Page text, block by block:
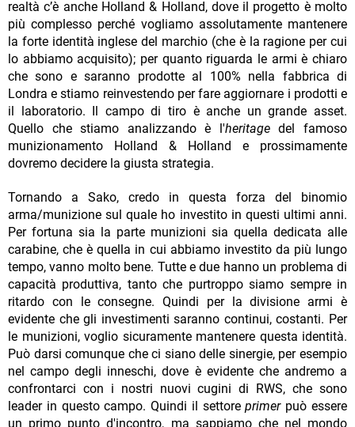
realtà c’è anche Holland & Holland, dove il progetto è molto
più complesso perché vogliamo assolutamente mantenere
la forte identità inglese del marchio (che è la ragione per cui
lo abbiamo acquisito); per quanto riguarda le armi è chiaro
che sono e saranno prodotte al 100% nella fabbrica di
Londra e stiamo reinvestendo per fare aggiornare i prodotti e
il laboratorio. Il campo di tiro è anche un grande asset.
Quello che stiamo analizzando è l'heritagedel famoso
munizionamento Holland & Holland e prossimamente
dovremo decidere la giusta strategia.
Tornando a Sako, credo in questa forza del binomio
arma/munizione sul quale ho investito in questi ultimi anni.
Per fortuna sia la parte munizioni sia quella dedicata alle
carabine, che è quella in cui abbiamo investito da più lungo
tempo, vanno molto bene. Tutte e due hanno un problema di
capacità produttiva, tanto che purtroppo siamo sempre in
ritardo con le consegne. Quindi per la divisione armi è
evidente che gli investimenti saranno continui, costanti. Per
le munizioni, voglio sicuramente mantenere questa identità.
Può darsi comunque che ci siano delle sinergie, per esempio
nel campo degli inneschi, dove è evidente che andremo a
confrontarci con i nostri nuovi cugini di RWS, che sono
leader in questo campo. Quindi il settoreprimerpuò essere
un primo punto d'incontro, ma sappiamo che nel mondo